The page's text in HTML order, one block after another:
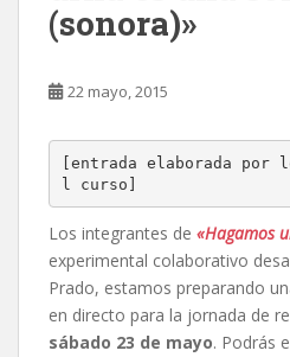
(sonora)»
22 mayo, 2015
[entrada elaborada por
l curso]
Los integrantes de ‪ «‎Hagamos
experimental colaborativo
Prado, estamos preparando
en directo para la jornada de
sábado 23 de mayo. Podrás